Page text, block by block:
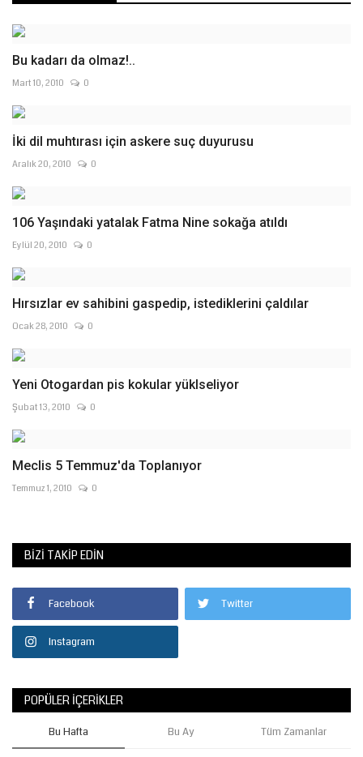
Bu kadarı da olmaz!..
Mart 10, 2010 0
İki dil muhtırası için askere suç duyurusu
Aralık 20, 2010 0
106 Yaşındaki yatalak Fatma Nine sokağa atıldı
Eylül 20, 2010 0
Hırsızlar ev sahibini gaspedip, istediklerini çaldılar
Ocak 28, 2010 0
Yeni Otogardan pis kokular yüklseliyor
Şubat 13, 2010 0
Meclis 5 Temmuz'da Toplanıyor
Temmuz 1, 2010 0
BIZI TAKIP EDIN
Facebook Twitter
Instagram
POPÜLER İÇERIKLER
Bu Hafta Bu Ay Tüm Zamanlar